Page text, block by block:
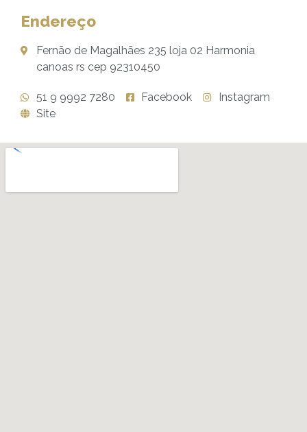
Endereço
Fernão de Magalhães 235 loja 02 Harmonia
canoas rs cep 92310450
51 9 9992 7280 Facebook
Instagram
Site